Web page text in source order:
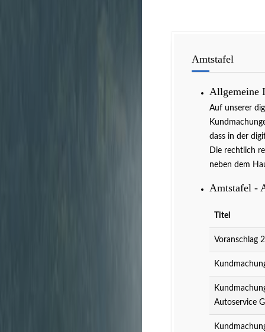
Amtstafel
Allgemeine
Auf unserer
dass in der
Die rechtlich
neben dem
Amtstafel -
Titel
Voranschlag
Autoservice